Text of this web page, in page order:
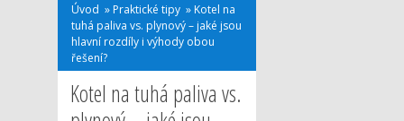
Úvod » Praktické tipy » Kotel na
tuhá paliva vs. plynový – jaké jsou
hlavní rozdíly i výhody obou
řešení?
Kotel na tuhá paliva vs.